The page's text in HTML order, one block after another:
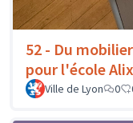
52 - Du
pour l'école Alix
Ville de Lyon 0